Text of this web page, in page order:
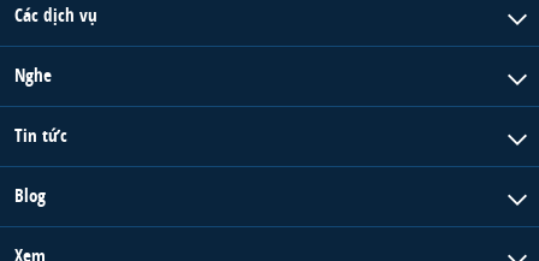
Các dịch vụ
Nghe
Tin tức
Blog
Xem